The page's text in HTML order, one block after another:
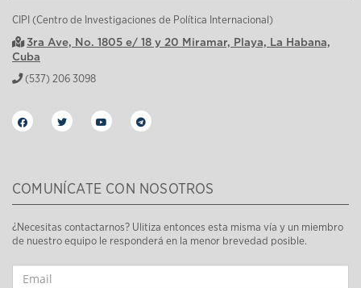
CIPI (Centro de Investigaciones de Política Internacional)
3ra Ave, No. 1805 e/ 18 y 20 Miramar, Playa, La Habana,
Cuba
(537) 206 3098
COMUNÍCATE CON NOSOTROS
¿Necesitas contactarnos? Ulitiza entonces esta misma vía y un miembro
de nuestro equipo le responderá en la menor brevedad posible.